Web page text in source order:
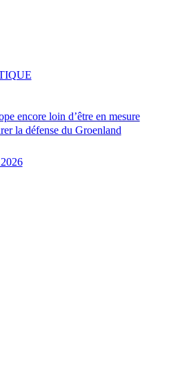
encore loin d’être en mesure
la défense du Groenland